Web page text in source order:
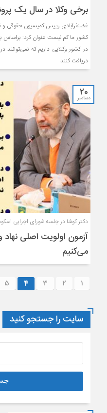
برخی وکلا در سال یک
غضنفرآبادی رییس کمیسیون حقوقی و
کشور ما کم نیست عنوان کرد: براساس
در کشور وکلایی داریم که
دریافت کنند
20
دسامبر
دکتر کوشا در جلسه شورای اجرایی
آزمون اولویت اصلی نهاد
می‌کنیم
1
2
3
4
5
سایت را جستجو کنید